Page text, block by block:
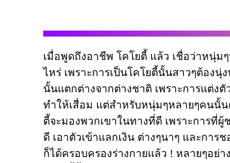
เมื่อพูดถึงอาชีพ โคโยตี้ แล้ว เชื่อว่าหนุ่ม
ไหร่ เพราะการเป็นโคโยตี้นั้นสาวๆต้อง
นั้นแตกต่างจากต่างชาติ เพราะการแต่ง
ทำให้เสื่อม แต่สำหรับหนุ่มๆหลายๆคนนั้
ตี้จะมองพวกเขาในทางที่ดี เพราะการ
ดี เอาตัวเข้าแลกเงิน ต่างๆนาๆ และการ
ก็ได้ครอบครองร่างกายแล้ว ! หลายๆอย่